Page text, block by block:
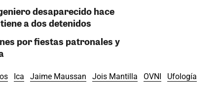
desaparecido hace
a dos detenidos
por fiestas patronales y
Ica Jaime Maussan Jois Mantilla OVNI Ufología